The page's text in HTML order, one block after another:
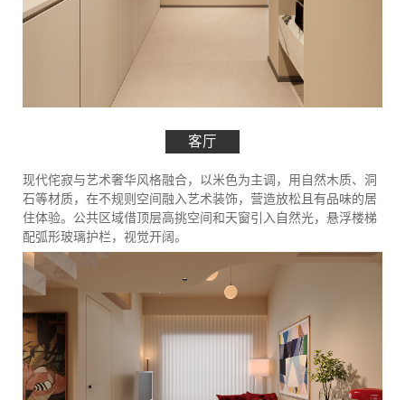
客厅
现代侘寂与艺术奢华风格融合，以米色为主调，用自然木质、洞
石等材质，在不规则空间融入艺术装饰，营造放松且有品味的居
住体验。公共区域借顶层高挑空间和天窗引入自然光，悬浮楼梯
配弧形玻璃护栏，视觉开阔。